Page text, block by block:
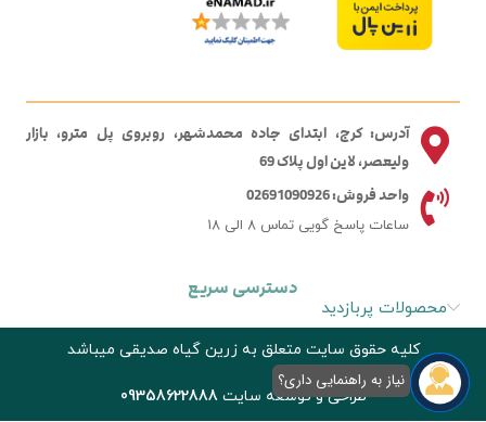
آدرس: کرج، ابتدای جاده محمدشهر، روبروی پل مترو، بازار
ولیعصر، لاین اول پلاک 69
واحد فروش: 02691090926
ساعات پاسخ گویی تماس 8 الی 18
دسترسی سریع
محصولات پربازدید
کلیه حقوق سایت متعلق به زرین گیاه صدیقی میباشد
طراحی و توسعه سایت 09358622888
نیاز به راهنمایی داری؟